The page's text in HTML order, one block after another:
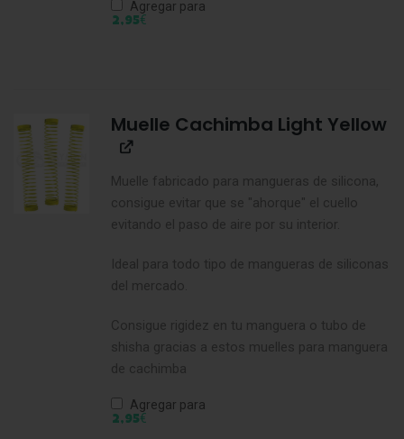
Agregar para
2,95€
Muelle Cachimba Light Yellow
Muelle fabricado para mangueras de silicona,
consigue evitar que se "ahorque" el cuello
evitando el paso de aire por su interior.
Ideal para todo tipo de mangueras de siliconas
del mercado.
Consigue rigidez en tu manguera o tubo de
shisha gracias a estos muelles para manguera
de cachimba
Agregar para
2,95€